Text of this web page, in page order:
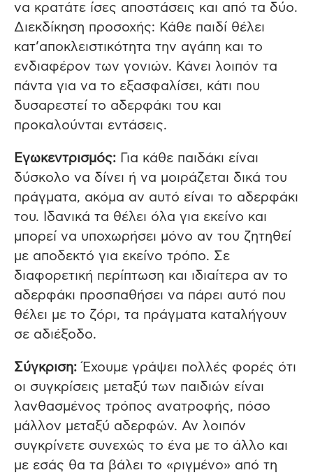
να κρατάτε ίσες αποστάσεις και από τα δύο.
Διεκδίκηση προσοχής: Κάθε παιδί θέλει
κατ’αποκλειστικότητα την αγάπη και το
ενδιαφέρον των γονιών. Κάνει λοιπόν τα
πάντα για να το εξασφαλίσει, κάτι που
δυσαρεστεί το αδερφάκι του και
προκαλούνται εντάσεις.
Εγωκεντρισμός: Για κάθε παιδάκι είναι
δύσκολο να δίνει ή να μοιράζεται δικά του
πράγματα, ακόμα αν αυτό είναι το αδερφάκι
του. Ιδανικά τα θέλει όλα για εκείνο και
μπορεί να υποχωρήσει μόνο αν του ζητηθεί
με αποδεκτό για εκείνο τρόπο. Σε
διαφορετική περίπτωση και ιδιαίτερα αν το
αδερφάκι προσπαθήσει να πάρει αυτό που
θέλει με το ζόρι, τα πράγματα καταλήγουν
σε αδιέξοδο.
Σύγκριση: Έχουμε γράψει πολλές φορές ότι
οι συγκρίσεις μεταξύ των παιδιών είναι
λανθασμένος τρόπος ανατροφής, πόσο
μάλλον μεταξύ αδερφών. Αν λοιπόν
συγκρίνετε συνεχώς το ένα με το άλλο και
με εσάς θα τα βάλει το «ριγμένο» από τη